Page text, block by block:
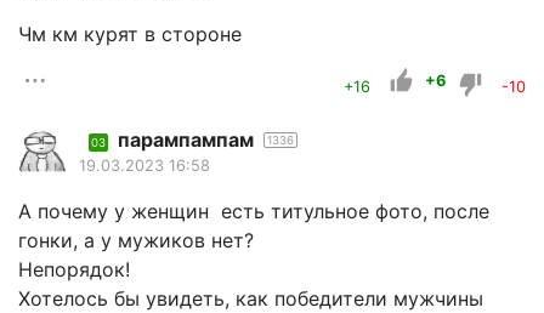
Чм км курят в стороне
+16 +6 -10
03 парампампам 1336
19.03.2023 16:58
А почему у женщин есть титульное фото, после
гонки, а у мужиков нет?
Непорядок!
Хотелось бы увидеть, как победители мужчины